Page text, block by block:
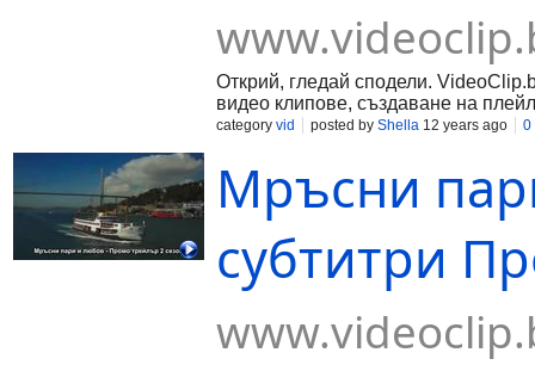
Открий, гледай сподели.
видео клипове, създаване на
category vid posted by Shella 12 years ago 0
Мръсни
субтитри